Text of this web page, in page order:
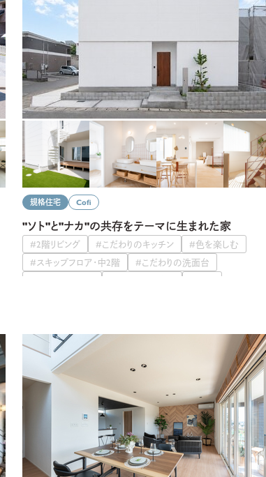
規格住宅 Cofi
"ソト"と"ナカ"の共存をテーマに生まれた家
#2階リビング #こだわりのキッチン
#色を楽しむ
#スキップフロア・中2階
#こだわりの洗面台